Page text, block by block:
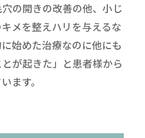
の開きの改善の他、小じ
メを整えハリを与えるな
始めた治療なのに他にも
が起きた」と患者様から
ます。